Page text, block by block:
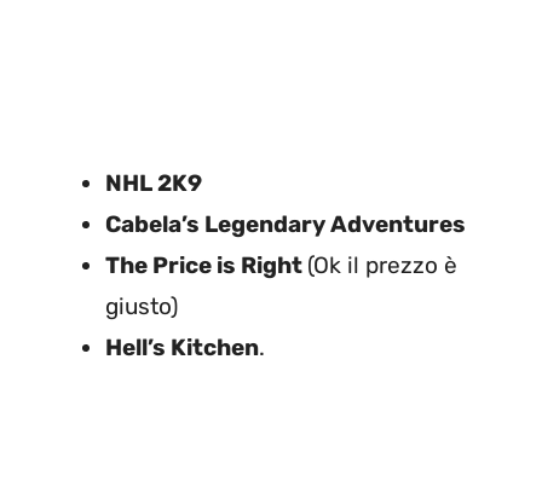
NHL 2K9
Cabela’s Legendary Adventures
The Price is Right (Ok il prezzo è
giusto)
Hell’s Kitchen.